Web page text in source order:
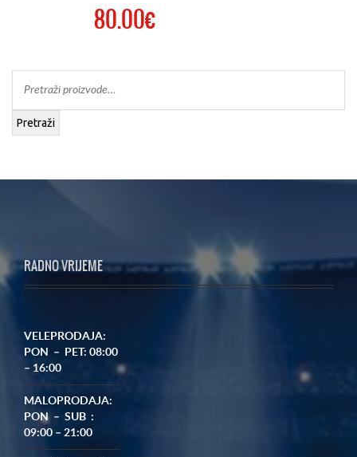
80.00€
Pretraži
RADNO VRIJEME
VELEPRODAJA:
PON – PET: 08:00
– 16:00
MALOPRODAJA:
PON – SUB :
09:00 – 21:00